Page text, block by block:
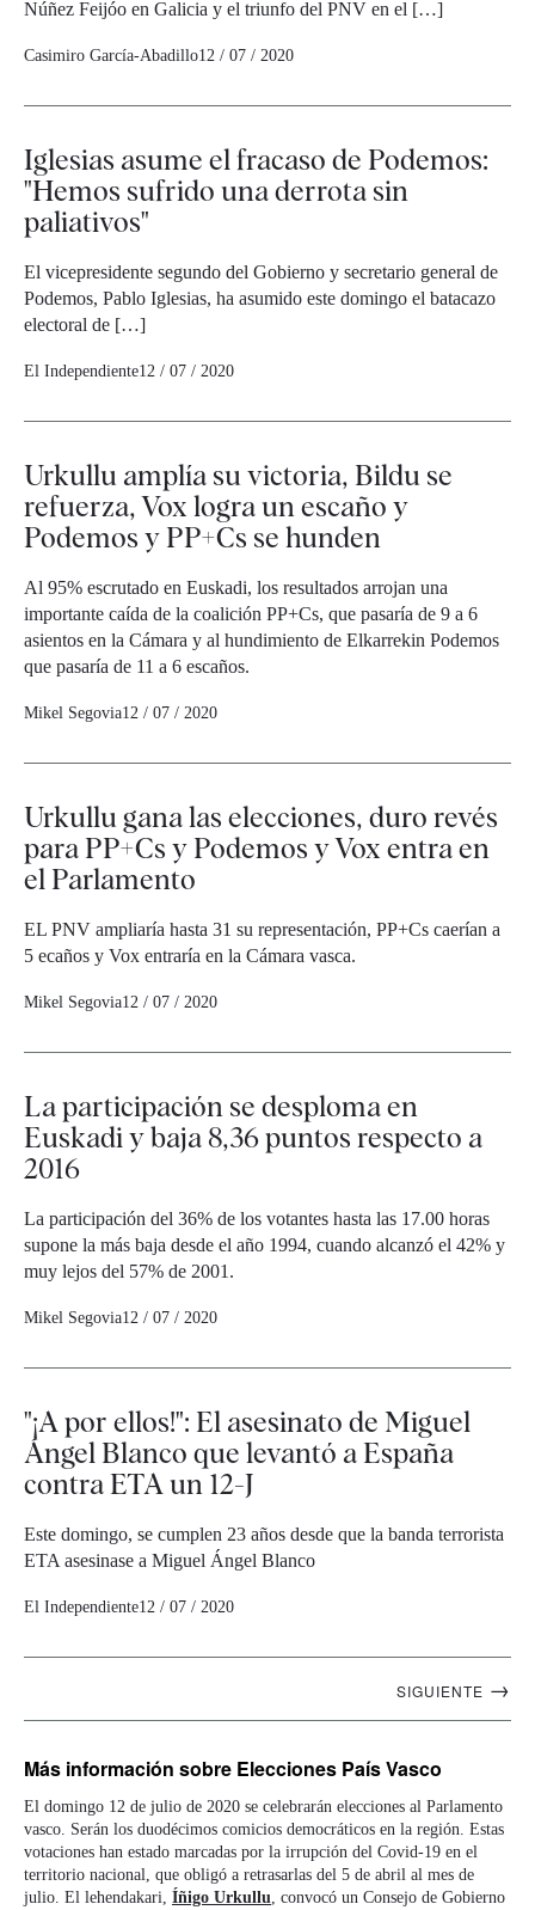
Núñez Feijóo en Galicia y el triunfo del PNV en el […]
Casimiro García-Abadillo12 / 07 / 2020
Iglesias asume el fracaso de Podemos:
"Hemos sufrido una derrota sin
paliativos"
El vicepresidente segundo del Gobierno y secretario general de
Podemos, Pablo Iglesias, ha asumido este domingo el batacazo
electoral de […]
El Independiente12 / 07 / 2020
Urkullu amplía su victoria, Bildu se
refuerza, Vox logra un escaño y
Podemos y PP+Cs se hunden
Al 95% escrutado en Euskadi, los resultados arrojan una
importante caída de la coalición PP+Cs, que pasaría de 9 a 6
asientos en la Cámara y al hundimiento de Elkarrekin Podemos
que pasaría de 11 a 6 escaños.
Mikel Segovia12 / 07 / 2020
Urkullu gana las elecciones, duro revés
para PP+Cs y Podemos y Vox entra en
el Parlamento
EL PNV ampliaría hasta 31 su representación, PP+Cs caerían a
5 ecaños y Vox entraría en la Cámara vasca.
Mikel Segovia12 / 07 / 2020
La participación se desploma en
Euskadi y baja 8,36 puntos respecto a
2016
La participación del 36% de los votantes hasta las 17.00 horas
supone la más baja desde el año 1994, cuando alcanzó el 42% y
muy lejos del 57% de 2001.
Mikel Segovia12 / 07 / 2020
"¡A por ellos!": El asesinato de Miguel
Ángel Blanco que levantó a España
contra ETA un 12-J
Este domingo, se cumplen 23 años desde que la banda terrorista
ETA asesinase a Miguel Ángel Blanco
El Independiente12 / 07 / 2020
SIGUIENTE →
Más información sobre Elecciones País Vasco
El domingo 12 de julio de 2020 se celebrarán elecciones al Parlamento
vasco. Serán los duodécimos comicios democráticos en la región. Estas
votaciones han estado marcadas por la irrupción del Covid-19 en el
territorio nacional, que obligó a retrasarlas del 5 de abril al mes de
julio. El lehendakari, Íñigo Urkullu, convocó un Consejo de Gobierno